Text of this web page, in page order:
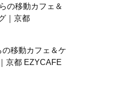
の移動カフェ＆
｜京都
移動カフェ＆ケ
京都 EZYCAFE